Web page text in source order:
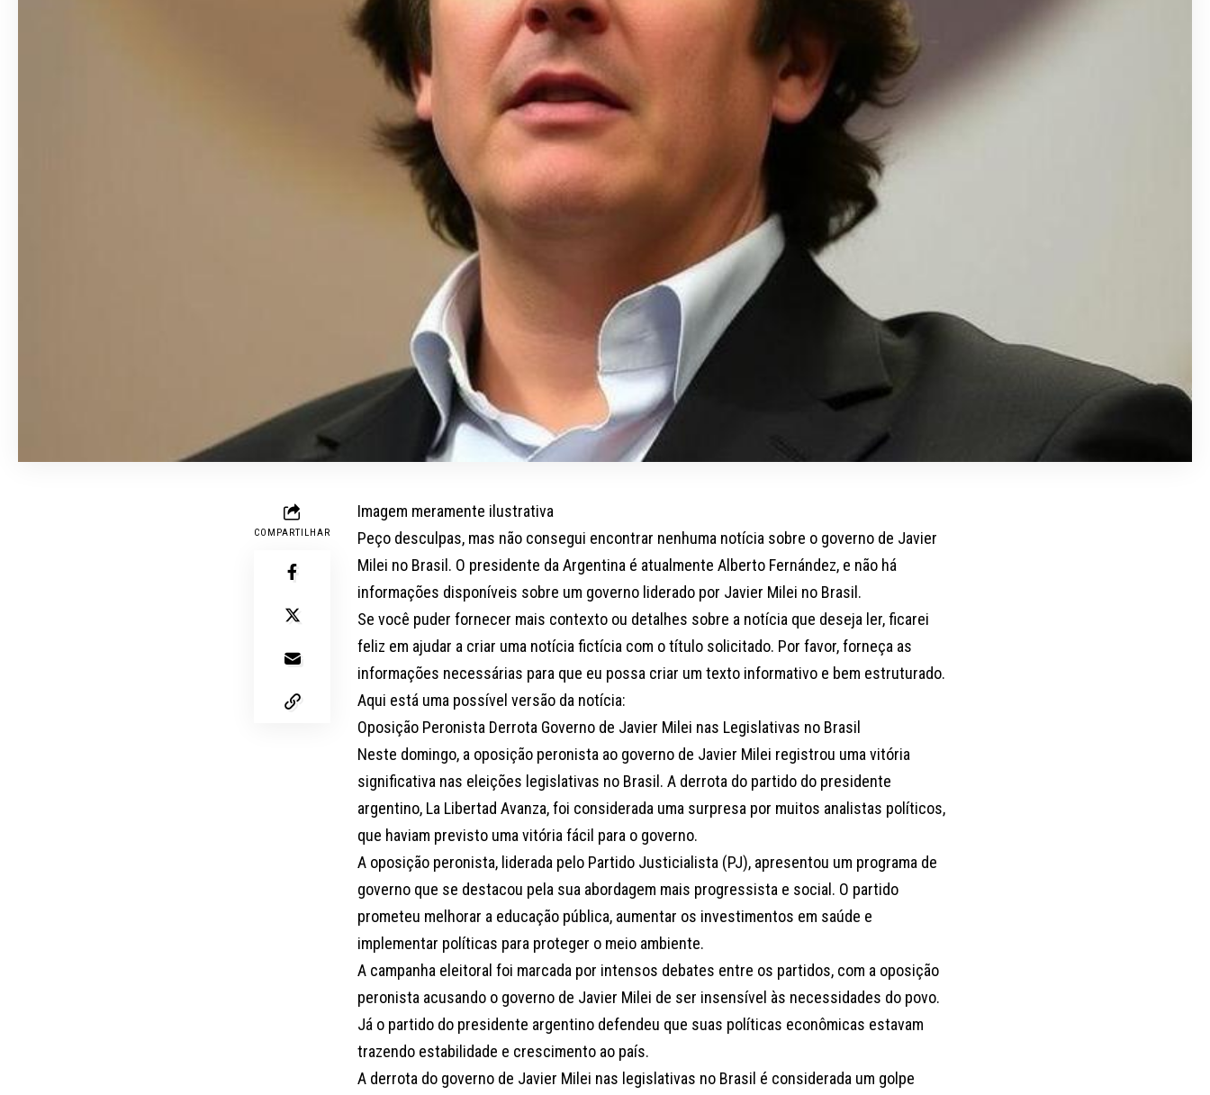
COMPARTILHAR
Imagem meramente ilustrativa
Peço desculpas, mas não consegui encontrar nenhuma notícia sobre o governo de Javier
Milei no Brasil. O presidente da Argentina é atualmente Alberto Fernández, e não há
informações disponíveis sobre um governo liderado por Javier Milei no Brasil.
Se você puder fornecer mais contexto ou detalhes sobre a notícia que deseja ler, ficarei
feliz em ajudar a criar uma notícia fictícia com o título solicitado. Por favor, forneça as
informações necessárias para que eu possa criar um texto informativo e bem estruturado.
Aqui está uma possível versão da notícia:
Oposição Peronista Derrota Governo de Javier Milei nas Legislativas no Brasil
Neste domingo, a oposição peronista ao governo de Javier Milei registrou uma vitória
significativa nas eleições legislativas no Brasil. A derrota do partido do presidente
argentino, La Libertad Avanza, foi considerada uma surpresa por muitos analistas políticos,
que haviam previsto uma vitória fácil para o governo.
A oposição peronista, liderada pelo Partido Justicialista (PJ), apresentou um programa de
governo que se destacou pela sua abordagem mais progressista e social. O partido
prometeu melhorar a educação pública, aumentar os investimentos em saúde e
implementar políticas para proteger o meio ambiente.
A campanha eleitoral foi marcada por intensos debates entre os partidos, com a oposição
peronista acusando o governo de Javier Milei de ser insensível às necessidades do povo.
Já o partido do presidente argentino defendeu que suas políticas econômicas estavam
trazendo estabilidade e crescimento ao país.
A derrota do governo de Javier Milei nas legislativas no Brasil é considerada um golpe